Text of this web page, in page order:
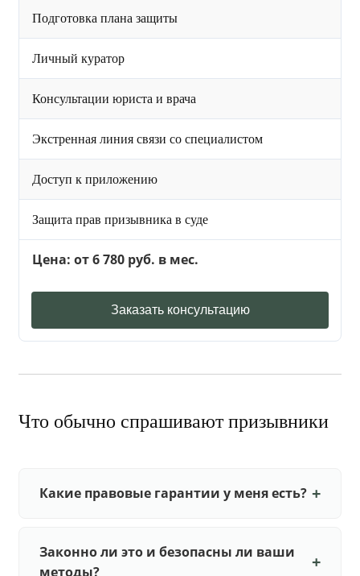
Подготовка плана защиты
Личный куратор
Консультации юриста и врача
Экстренная линия связи со специалистом
Доступ к приложению
Защита прав призывника в суде
Цена: от 6 780 руб. в мес.
Заказать консультацию
Что обычно спрашивают призывники
Какие правовые гарантии у меня есть?
Законно ли это и безопасны ли ваши
методы?